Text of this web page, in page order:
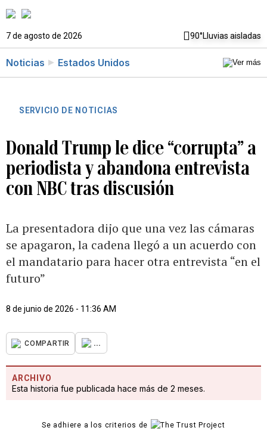
7 de agosto de 2026 90°Lluvias aisladas
Noticias Estados Unidos
SERVICIO DE NOTICIAS
Donald Trump le dice “corrupta” a
periodista y abandona entrevista
con NBC tras discusión
La presentadora dijo que una vez las cámaras
se apagaron, la cadena llegó a un acuerdo con
el mandatario para hacer otra entrevista “en el
futuro”
8 de junio de 2026 - 11:36 AM
COMPARTIR ...
ARCHIVO
Esta historia fue publicada hace más de 2 meses.
Se adhiere a los criterios de